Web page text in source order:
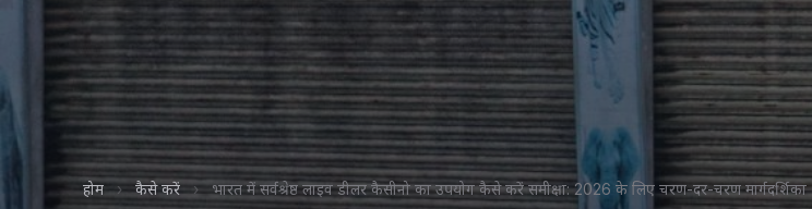
होम › कैसे करें › भारत में सर्वश्रेष्ठ लाइव डीलर कैसीनो का उपयोग कैसे करें समीक्षा: 2026 के लिए चरण-दर-चरण मार्गदर्शिका